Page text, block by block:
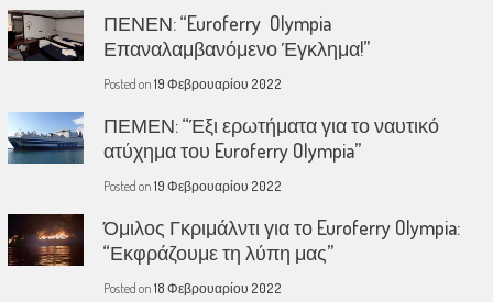
ΠΕΝΕΝ: “Euroferry Olympia
Επαναλαμβανόμενο Έγκλημα!”
Posted on 19 Φεβρουαρίου 2022
ΠΕΜΕΝ: “Έξι ερωτήματα για το ναυτικό
ατύχημα του Euroferry Olympia”
Posted on 19 Φεβρουαρίου 2022
Όμιλος Γκριμάλντι για το Euroferry Olympia:
“Εκφράζουμε τη λύπη μας”
Posted on 18 Φεβρουαρίου 2022